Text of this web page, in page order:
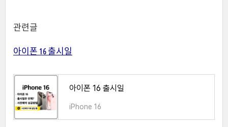
관련글
아이폰 16 출시일
아이폰 16 출시일
iPhone 16